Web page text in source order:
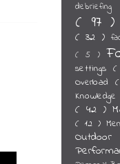
( 97 )
( 32 )
( 5 )
settings
Overload
( 42 )
( 12 )